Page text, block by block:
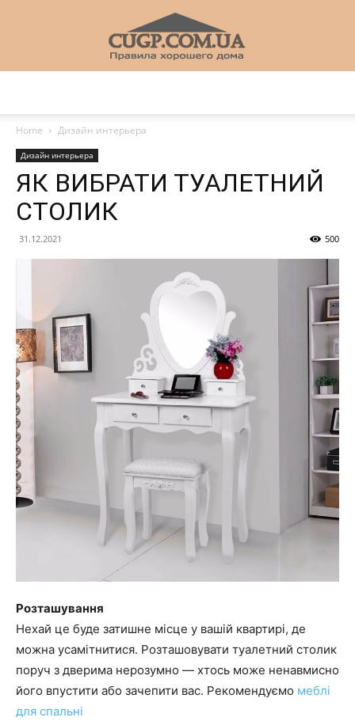
Home Дизайн интерьера
Дизайн интерьера
ЯК ВИБРАТИ ТУАЛЕТНИЙ
СТОЛИК
31.12.2021 500
Розташування
Нехай це буде затишне місце у вашій квартирі, де
можна усамітнитися. Розташовувати туалетний столик
поруч з дверима нерозумно — хтось може ненавмисно
його впустити або зачепити вас. Рекомендуємо меблі
для спальні